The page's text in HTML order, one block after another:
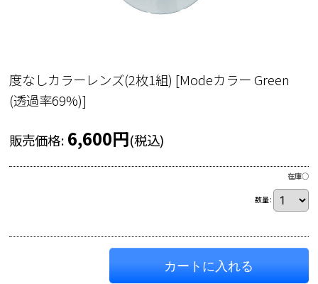
度なしカラーレンズ(2枚1組) [Modeカラー Green
(透過率69%)]
販売価格: 6,600円(税込)
在庫◯
数量:
カートに入れる